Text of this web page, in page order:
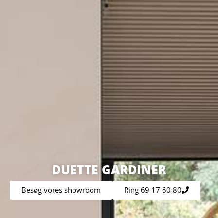
DUETTE GARDINER
Besøg vores showroom Ring 69 17 60 80